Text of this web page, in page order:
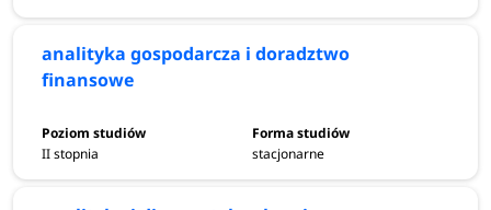
analityka gospodarcza i doradztwo
finansowe
II stopnia stacjonarne